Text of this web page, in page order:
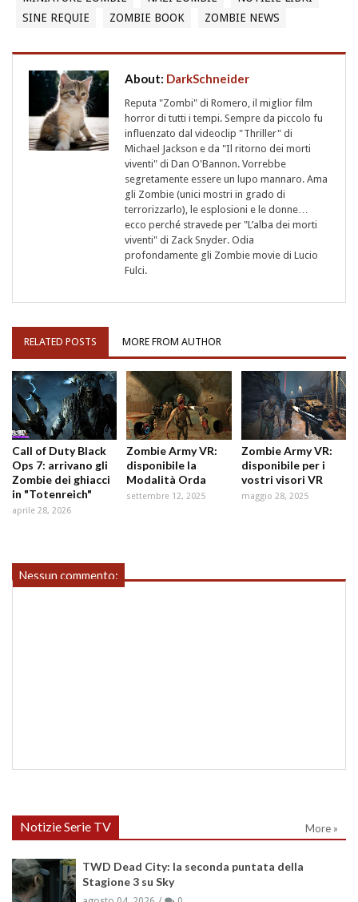
SINE REQUIE
ZOMBIE BOOK ZOMBIE NEWS
About: DarkSchneider
Reputa "Zombi" di Romero, il miglior film
horror di tutti i tempi. Sempre da piccolo fu
influenzato dal videoclip "Thriller" di
Michael Jackson e da "Il ritorno dei morti
viventi" di Dan O'Bannon. Vorrebbe
segretamente essere un lupo mannaro. Ama
gli Zombie (unici mostri in grado di
terrorizzarlo), le esplosioni e le donne…
ecco perché stravede per "L’alba dei morti
viventi" di Zack Snyder. Odia
profondamente gli Zombie movie di Lucio
Fulci.
RELATED POSTS MORE FROM AUTHOR
Call of Duty Black
Ops 7: arrivano gli
Zombie dei ghiacci
in "Totenreich"
aprile 28, 2026
Zombie Army VR:
disponibile la
Modalità Orda
settembre 12, 2025
Zombie Army VR:
disponibile per i
vostri visori VR
maggio 28, 2025
Nessun commento:
Notizie Serie TV More »
TWD Dead City: la seconda puntata della
Stagione 3 su Sky